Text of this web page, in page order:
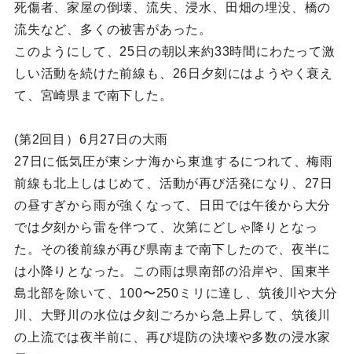
死傷者、家屋の倒壊、流失、浸水、田畑の埋没、橋の
流失など、多くの被害があった。
このようにして、25日の朝以来約33時間にわたって激
しい活動を続けた前線も、26日夕刻にはようやく衰え
て、宮崎県まで南下した。
(第2回目）6月27日の大雨
27日に低気圧が東シナ海から東進するにつれて、梅雨
前線も北上しはじめて、活動が再び活発になり、27日
の昼すぎから雨が強くなって、日田では午後から大分
では夕刻から雷を伴つて、次第にどしゃ降りとなっ
た。その後前線が再び県南まで南下したので、夜半に
は小降りとなった。この雨は県南部の沿岸や、国東半
島北部を除いて、100〜250ミリに達し、筑後川や大分
川、大野川の水位は夕刻ごろから急上昇して、筑後川
の上流では夜半前に、再び堤防の決壊や多数の浸水家